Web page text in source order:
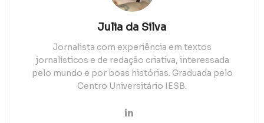
Julia da Silva
Jornalista com experiência em textos
jornalísticos e de redação criativa, interessada
pelo mundo e por boas histórias. Graduada pelo
Centro Universitário IESB.